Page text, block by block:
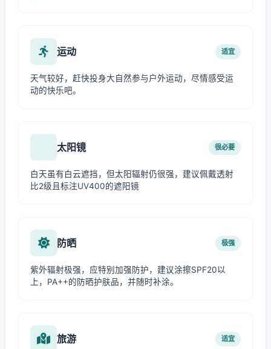
运动 适宜
天气较好，赶快投身大自然参与户外运动，尽情感受运
动的快乐吧。
太阳镜 很必要
白天虽有白云遮挡，但太阳辐射仍很强，建议佩戴透射
比2级且标注UV400的遮阳镜
防晒 极强
紫外辐射极强，应特别加强防护，建议涂擦SPF20以
上，PA++的防晒护肤品，并随时补涂。
旅游 适宜